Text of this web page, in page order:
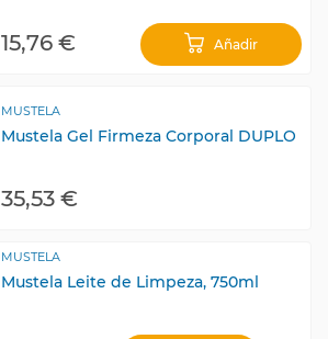
15,76 € Añadir
MUSTELA
Mustela Gel Firmeza Corporal DUPLO
35,53 €
MUSTELA
Mustela Leite de Limpeza, 750ml